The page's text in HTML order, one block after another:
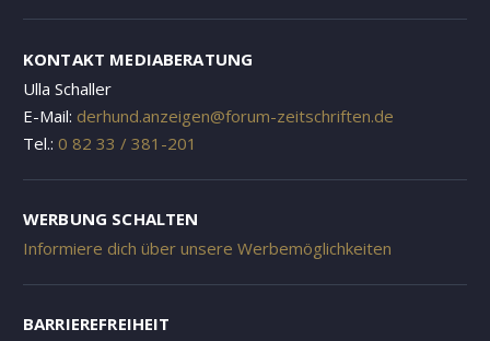
KONTAKT MEDIABERATUNG
Ulla Schaller
E-Mail: derhund.anzeigen@forum-zeitschriften.de
Tel.: 0 82 33 / 381-201
WERBUNG SCHALTEN
Informiere dich über unsere Werbemöglichkeiten
BARRIEREFREIHEIT